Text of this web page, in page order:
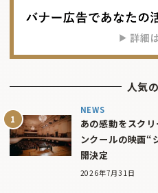
人気
NEWS
あの感動をスク
ンクールの映画“
開決定
2026年7月31日